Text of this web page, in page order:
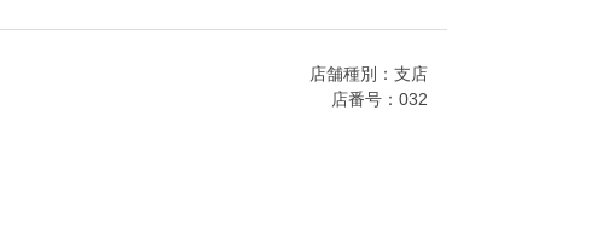
店舗種別：支店
店番号：032